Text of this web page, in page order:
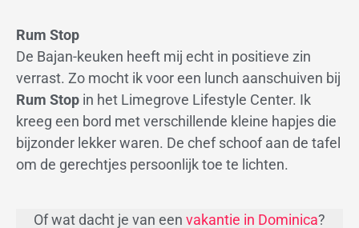
Rum Stop
De Bajan-keuken heeft mij echt in positieve zin
verrast. Zo mocht ik voor een lunch aanschuiven bij
Rum Stop in het Limegrove Lifestyle Center. Ik
kreeg een bord met verschillende kleine hapjes die
bijzonder lekker waren. De chef schoof aan de tafel
om de gerechtjes persoonlijk toe te lichten.
Of wat dacht je van een vakantie in Dominica?